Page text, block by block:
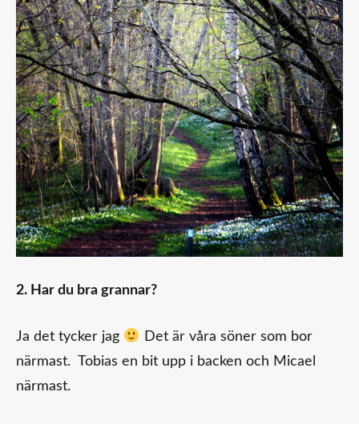
2. Har du bra grannar?
Ja det tycker jag
Det är våra söner som bor
närmast. Tobias en bit upp i backen och Micael
närmast.